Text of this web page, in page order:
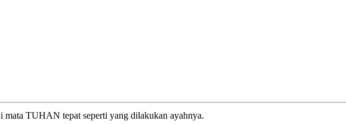
mata TUHAN tepat seperti yang dilakukan ayahnya.